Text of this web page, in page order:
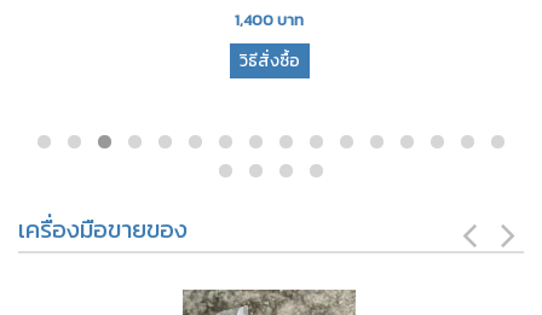
1,400บาท
วิธีสั่งซื้อ
เครื่องมือขายของ